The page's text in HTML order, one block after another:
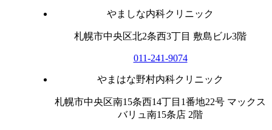
やましな内科クリニック
札幌市中央区北2条西3丁目 敷島ビル3階
011-241-9074
やまはな野村内科クリニック
札幌市中央区南15条西14丁目1番地22号 マックス
バリュ南15条店 2階